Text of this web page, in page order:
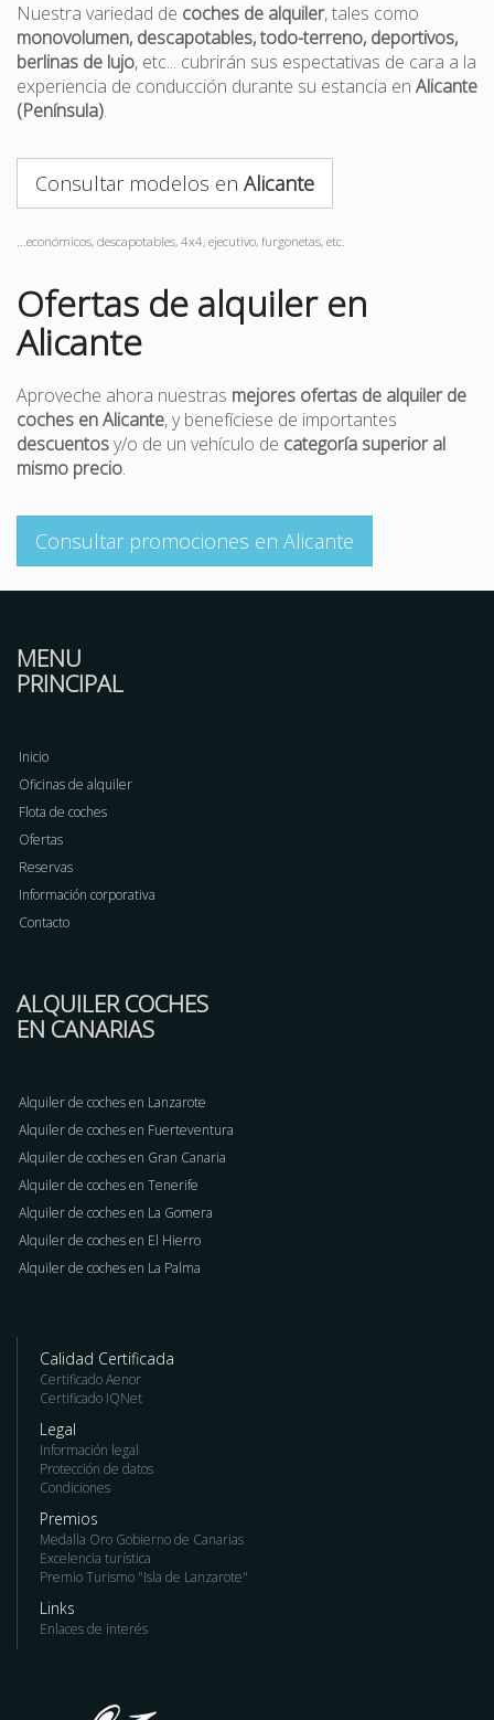
Nuestra variedad de coches de alquiler, tales como
monovolumen, descapotables, todo-terreno, deportivos,
berlinas de lujo, etc... cubrirán sus espectativas de cara a la
experiencia de conducción durante su estancia en Alicante
(Península).
Consultar modelos en Alicante
...económicos, descapotables, 4x4, ejecutivo, furgonetas, etc.
Ofertas de alquiler en
Alicante
Aproveche ahora nuestras mejores ofertas de alquiler de
coches en Alicante, y benefíciese de importantes
descuentosy/o de un vehículo de categoría superior al
mismo precio.
Consultar promociones en Alicante
MENU
PRINCIPAL
Inicio
Oficinas de alquiler
Flota de coches
Ofertas
Reservas
Información corporativa
Contacto
ALQUILER COCHES
EN CANARIAS
Alquiler de coches en Lanzarote
Alquiler de coches en Fuerteventura
Alquiler de coches en Gran Canaria
Alquiler de coches en Tenerife
Alquiler de coches en La Gomera
Alquiler de coches en El Hierro
Alquiler de coches en La Palma
Calidad Certificada
Certificado Aenor
Certificado IQNet
Legal
Información legal
Protección de datos
Condiciones
Premios
Medalla Oro Gobierno de Canarias
Excelencia turística
Premio Turismo "Isla de Lanzarote"
Links
Enlaces de interés